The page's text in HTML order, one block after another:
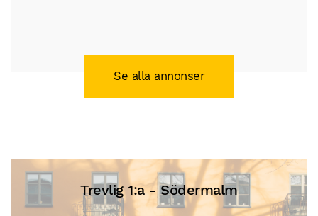
Se alla annonser
1:a centralt - Solna